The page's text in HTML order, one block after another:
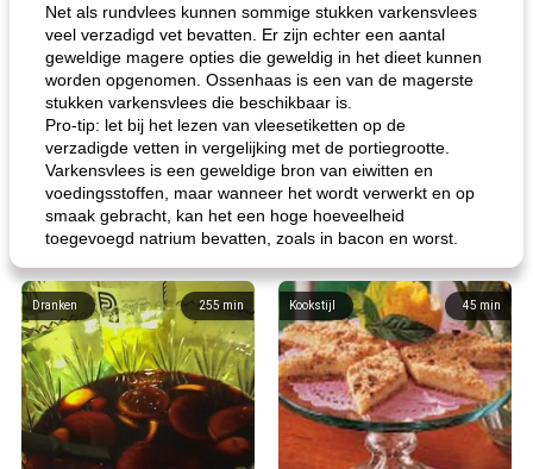
Net als rundvlees kunnen sommige stukken varkensvlees
veel verzadigd vet bevatten. Er zijn echter een aantal
geweldige magere opties die geweldig in het dieet kunnen
worden opgenomen. Ossenhaas is een van de magerste
stukken varkensvlees die beschikbaar is.
Pro-tip: let bij het lezen van vleesetiketten op de
verzadigde vetten in vergelijking met de portiegrootte.
Varkensvlees is een geweldige bron van eiwitten en
voedingsstoffen, maar wanneer het wordt verwerkt en op
smaak gebracht, kan het een hoge hoeveelheid
toegevoegd natrium bevatten, zoals in bacon en worst.
255min
Dranken 45 min
Kookstijl